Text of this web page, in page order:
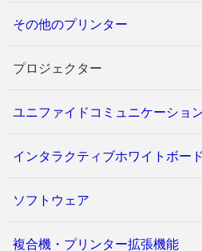
その他のプリンター
プロジェクター
ユニファイドコミュニケーショ
インタラクティブホワイトボード
ソフトウェア
複合機・プリンター拡張機能